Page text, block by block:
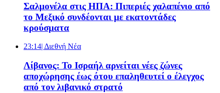
Σαλμονέλα στις ΗΠΑ: Πιπεριές χαλαπένιο από
το Μεξικό συνδέονται με εκατοντάδες
κρούσματα
23:14| Διεθνή Νέα
Λίβανος: Το Ισραήλ αρνείται νέες ζώνες
αποχώρησης έως ότου επαληθευτεί ο έλεγχος
από τον λιβανικό στρατό